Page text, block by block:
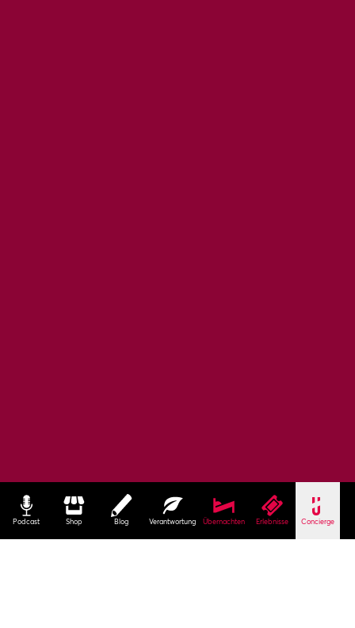
Podcast Shop Blog Verantwortung Übernachten Erlebnisse Concierge